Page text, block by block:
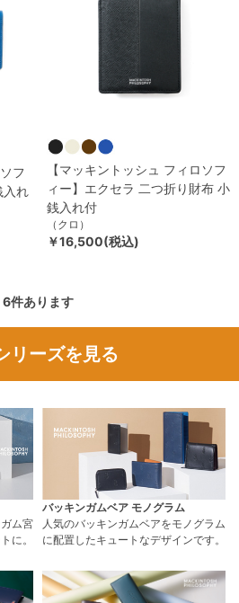
フ
入れ
【マッキントッシュ フィロソフ
ィー】エクセラ 二つ折り財布 小
銭入れ付
（クロ）
￥16,500(税込)
6件あります
リーズを見る
ム宮
に。
バッキンガムベア モノグラム
人気のバッキンガムベアをモノグラム
に配置したキュートなデザインです。